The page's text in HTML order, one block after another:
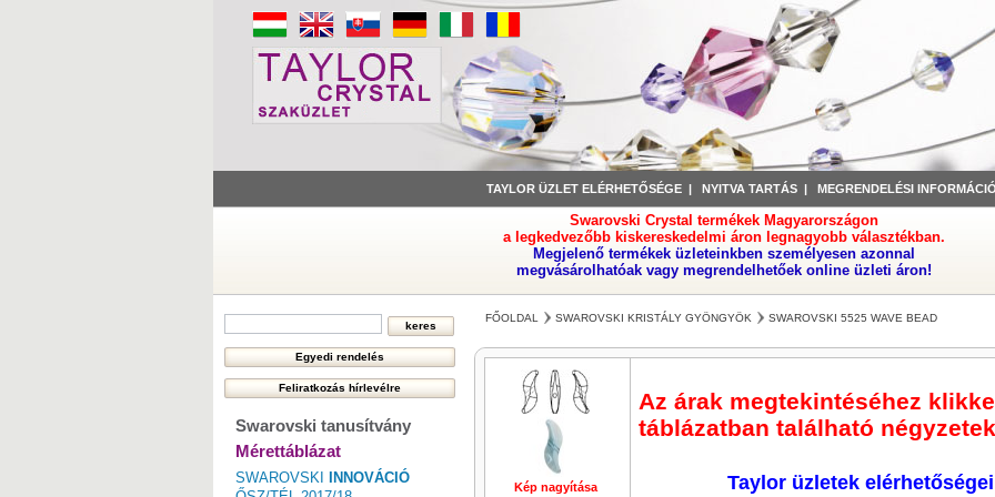
TAYLOR ÜZLET ELÉRHETŐSÉGE | NYITVA TARTÁS | MEGRENDELÉSI
Swarovski Crystal termékek Magyarországon
a legkedvezőbb kiskereskedelmi áron legnagyobb választékban.
Megjelenő termékek üzleteinkben személyesen azonnal
megvásárolhatóak vagy megrendelhetőek online üzleti áron!
Swarovski tanusítvány
Mérettáblázat
SWAROVSKI
INNOVÁCIÓ
FŐOLDAL SWAROVSKI KRISTÁLY GYÖNGYÖK SWAROVSKI 5525 WAVE BEAD
Kép nagyítása Kép nagyítása Kép nagyítása
Az árak megtekintéséhez
táblázatban található
Taylor üzletek elérhetőségei